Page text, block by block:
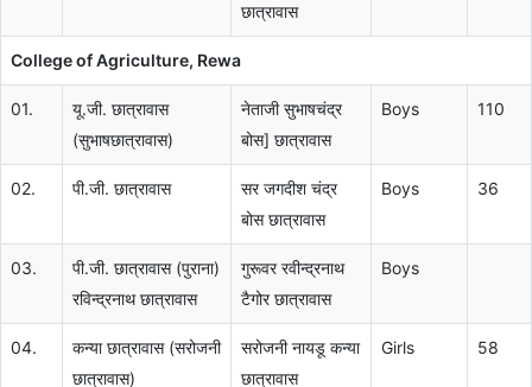
छात्रावास
College of Agriculture, Rewa
01.
यू.जी. छात्रावास
(सुभाषछात्रावास)
नेताजी सुभाषचंद्र
बोस] छात्रावास
Boys 110
02. पी.जी. छात्रावास
सर जगदीश चंद्र
बोस छात्रावास
Boys 36
03.
पी.जी. छात्रावास (पुराना)
रविन्द्रनाथ छात्रावास
गुरूवर रवीन्द्रनाथ
टैगोर छात्रावास
Boys
04.
कन्या छात्रावास (सरोजनी
छात्रावास)
सरोजनी नायडू कन्या
छात्रावास
Girls 58